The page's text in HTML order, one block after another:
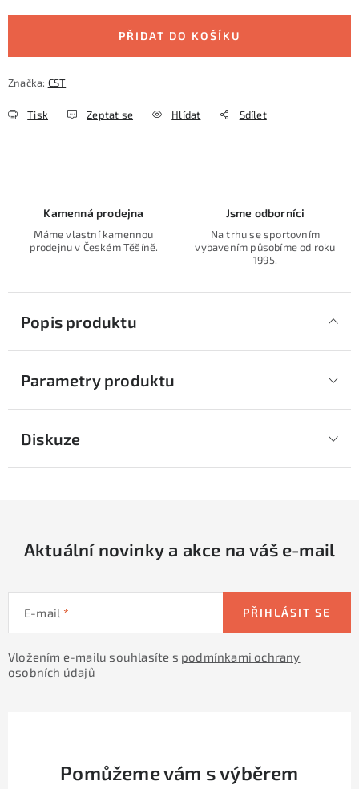
PŘIDAT DO KOŠÍKU
Značka: CST
Tisk Zeptat se Hlídat Sdílet
Kamenná prodejna
Máme vlastní kamennou
prodejnu v Českém Těšíně.
Jsme odborníci
Na trhu se sportovním
vybavením působíme od roku
1995.
Popis produktu
Parametry produktu
Diskuze
Aktuální novinky a akce na váš e-mail
E-mail
Vložením e-mailu souhlasíte s podmínkami ochrany
osobních údajů
PŘIHLÁSIT SE
Pomůžeme vám s výběrem